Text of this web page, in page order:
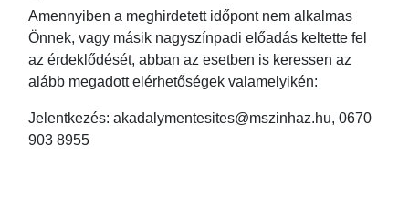
Amennyiben a meghirdetett időpont nem alkalmas
Önnek, vagy másik nagyszínpadi előadás keltette fel
az érdeklődését, abban az esetben is keressen az
alább megadott elérhetőségek valamelyikén:
Jelentkezés: akadalymentesites@mszinhaz.hu, 0670
903 8955